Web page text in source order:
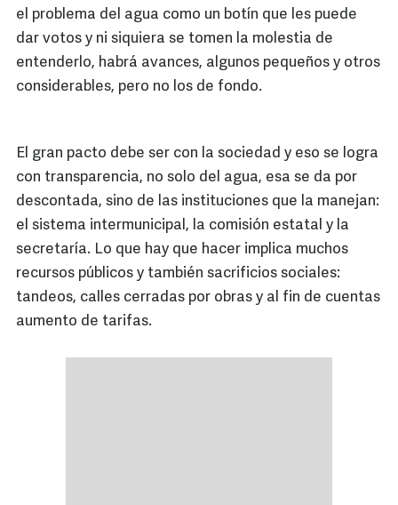
el problema del agua como un botín que les puede
dar votos y ni siquiera se tomen la molestia de
entenderlo, habrá avances, algunos pequeños y otros
considerables, pero no los de fondo.
El gran pacto debe ser con la sociedad y eso se logra
con transparencia, no solo del agua, esa se da por
descontada, sino de las instituciones que la manejan:
el sistema intermunicipal, la comisión estatal y la
secretaría. Lo que hay que hacer implica muchos
recursos públicos y también sacrificios sociales:
tandeos, calles cerradas por obras y al fin de cuentas
aumento de tarifas.